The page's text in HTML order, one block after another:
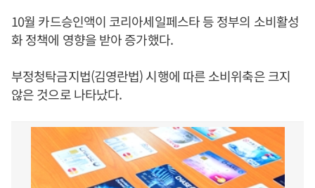
10월 카드승인액이 코리아세일페스타 등 정부의 소비활성
화 정책에 영향을 받아 증가했다.
부정청탁금지법(김영란법) 시행에 따른 소비위축은 크지
않은 것으로 나타났다.